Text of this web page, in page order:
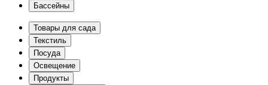
Бассейны
Товары для сада
Текстиль
Посуда
Освещение
Продукты